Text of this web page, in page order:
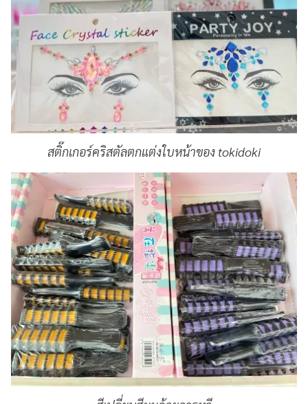
สติ๊กเกอร์คริสตัลตกแต่งใบหน้าของ tokidoki